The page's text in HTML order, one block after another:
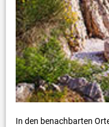
In den benachbarten